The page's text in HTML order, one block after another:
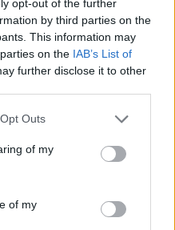
opt-out of the further
by third parties on the
This information may
on the IAB’s List of
further disclose it to other
Outs
of my
of my
στοGoogle Newsκαι
.
και στοInstagram